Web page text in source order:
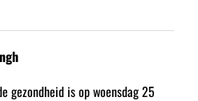
gezondheid is op woensdag 25